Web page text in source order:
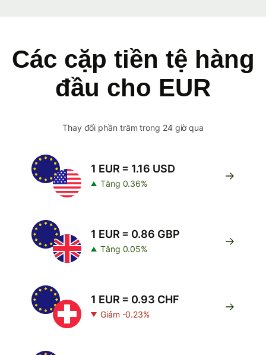
Các cặp tiền tệ hàng
đầu cho EUR
Thay đổi phần trăm trong 24 giờ qua
1 EUR = 1.16 USD
Tăng 0.36%
1 EUR = 0.86 GBP
Tăng 0.05%
1 EUR = 0.93 CHF
Giảm -0.23%